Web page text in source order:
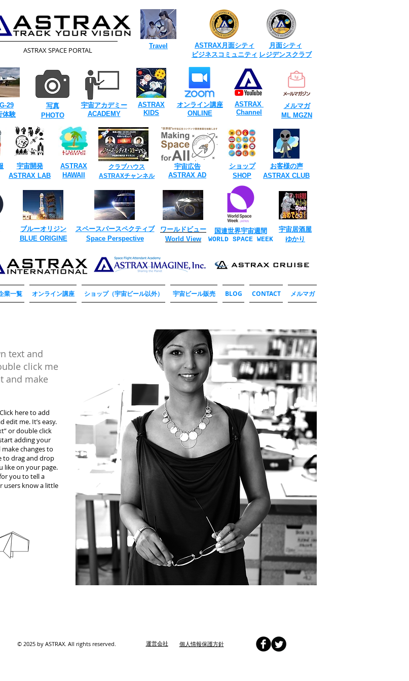
​ASTRAX SPACE PORTAL ​Travel
ASTRAX月面シティ​
ビジネスコミュニティ
月面シティ​
レジデンスクラブ
29
体験
​写真
​PHOTO
​宇宙アカデミー
​ACADEMY
ASTRAX
KIDS
​オンライン講座
​ONLINE
​ASTRAX
Channel
メルマガ
​ML MGZN
宇宙開発
ASTRAX ​LAB
​ASTRAX
HAWAII
​クラブハウス
​ASTRAXチャンネル
宇宙広告
​ASTRAX AD
​ショップ
SHOP
​お客様の声
​ASTRAX CLUB
ブルーオリジン
​BLUE ORIGINE
スペースパースペクティブ
​Space Perspective
国連世界宇宙週間
WORLD SPACE WEEK
ワールドビュー
World View
宇宙居酒屋
ゆかり
業一覧 オンライン講座 ショップ（宇宙ビール以外） 宇宙ビール販売 BLOG CONTACT メルマガ
text and
click me
and make
here to add
edit me. It’s easy.
or double click
adding your
changes to
to drag and drop
like on your page.
you to tell a
users know a little
© 2025 by ASTRAX. All rights reserved. 運営会社 ​個人情報保護方針